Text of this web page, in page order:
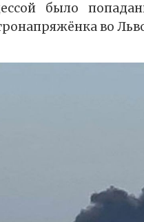
было
во